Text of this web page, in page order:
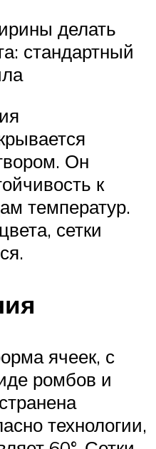
делать
стандартный
Он
к
температур.
сетки
ячеек, с
ромбов и
технологии,